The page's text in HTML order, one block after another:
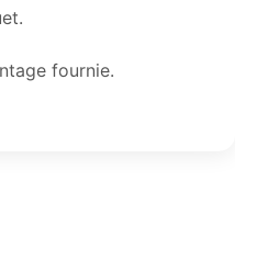
fournie.